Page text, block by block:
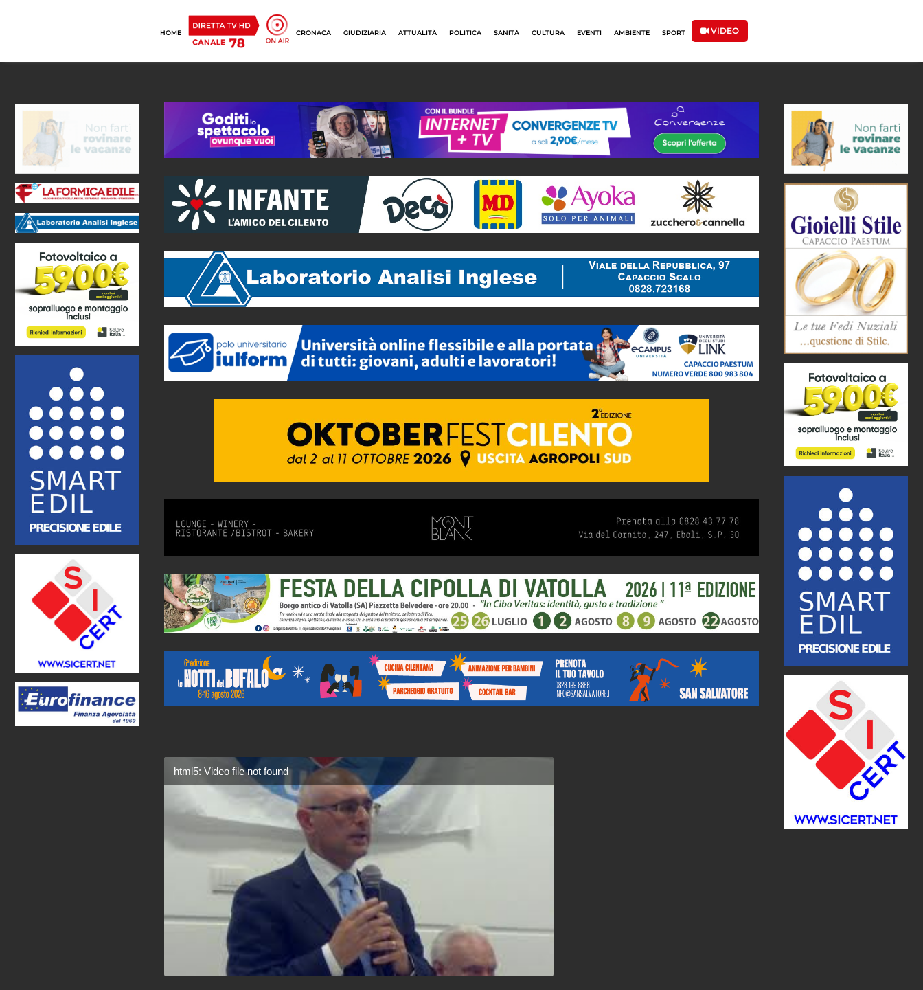
HOME CRONACA GIUDIZIARIA ATTUALITÀ POLITICA SANITÀ CULTURA EVENTI AMBIENTE SPORT VIDEO
html5: Video file not found